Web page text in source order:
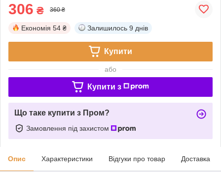
306 ₴ 360 ₴
Економія 54 ₴ Залишилось 9 днів
Купити
або
Купити з
Що таке купити з Пром?
Замовлення під захистом
Опис Характеристики Відгуки про товар Доставка